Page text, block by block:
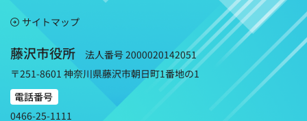
サイトマップ
藤沢市役所
法人番号 2000020142051
〒251-8601 神奈川県藤沢市朝日町1番地の1
電話番号
0466-25-1111